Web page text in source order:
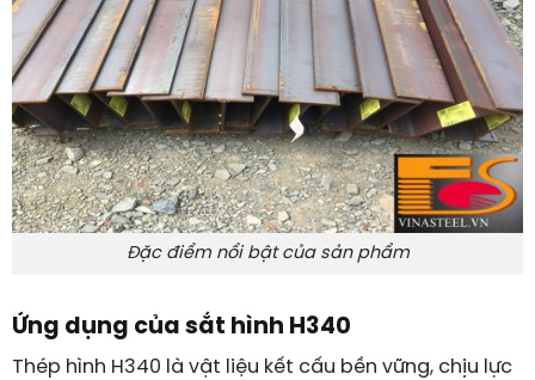
Đặc điểm nổi bật của sản phẩm
Ứng dụng của sắt hình H340
Thép hình H340 là vật liệu kết cấu bền vững, chịu lực